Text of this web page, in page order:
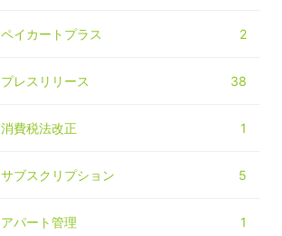
ペイカートプラス 2
プレスリリース 38
消費税法改正 1
サブスクリプション 5
アパート管理 1